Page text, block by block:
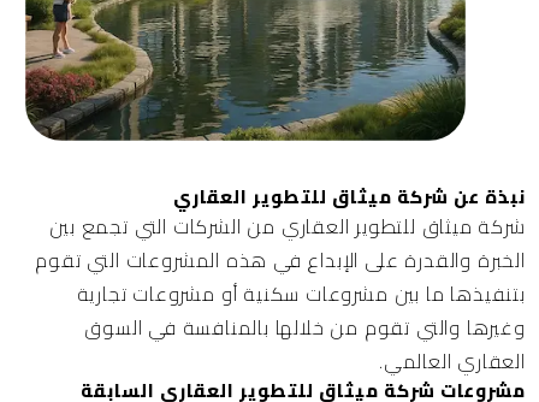
نبذة عن شركة ميثاق للتطوير العقاري
شركة ميثاق للتطوير العقاري من الشركات التي تجمع بين
الخبرة والقدرة على الإبداع في هذه المشروعات التي تقوم
بتنفيذها ما بين مشروعات سكنية أو مشروعات تجارية
وغيرها والتي تقوم من خلالها بالمنافسة في السوق
العقاري العالمي.
مشروعات شركة ميثاق للتطوير العقاري السابقة